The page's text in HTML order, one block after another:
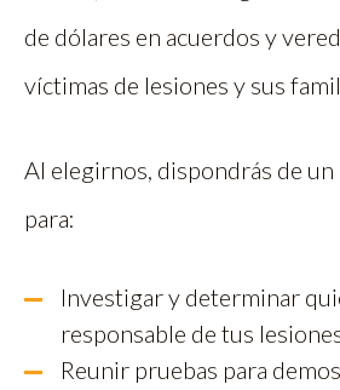
de dólares en acuerdos y
víctimas de lesiones y sus
Al elegirnos, dispondrás de
para:
Investigar y determinar
responsable de tus
Reunir pruebas para